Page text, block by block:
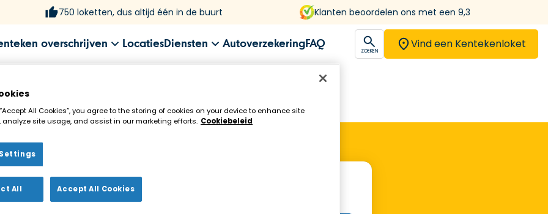
750 loketten, dus altijd één in de buurt Klanten beoordelen ons met een 9,3
overschrijven LocatiesDiensten AutoverzekeringFAQ open
ZOEKEN
Vind een Kentekenloket
in de buurt!
All Cookies”, you agree to the storing of cookies on your device to enhance site
site usage, and assist in our marketing efforts. Cookiebeleid
All Accept All Cookies